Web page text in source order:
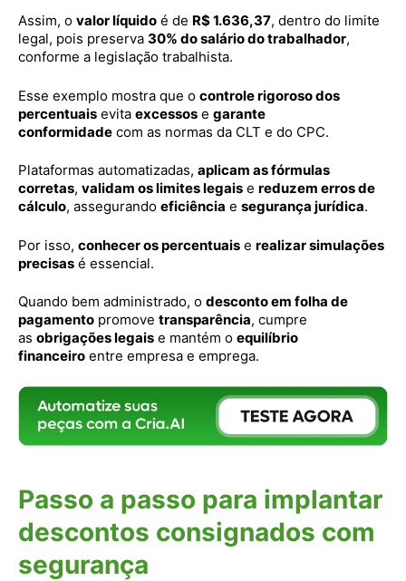
Assim, o valor líquido é de R$ 1.636,37, dentro do limite
legal, pois preserva 30% do salário do trabalhador,
conforme a legislação trabalhista.
Esse exemplo mostra que o controle rigoroso dos
percentuais evita excessos e garante
conformidade com as normas da CLT e do CPC.
Plataformas automatizadas, aplicam as fórmulas
corretas, validam os limites legais e reduzem erros de
cálculo, assegurando eficiência e segurança jurídica.
Por isso, conhecer os percentuais e realizar simulações
precisas é essencial.
Quando bem administrado, o desconto em folha de
pagamento promove transparência, cumpre
as obrigações legais e mantém o equilíbrio
financeiro entre empresa e emprega.
Passo a passo para implantar
descontos consignados com
segurança